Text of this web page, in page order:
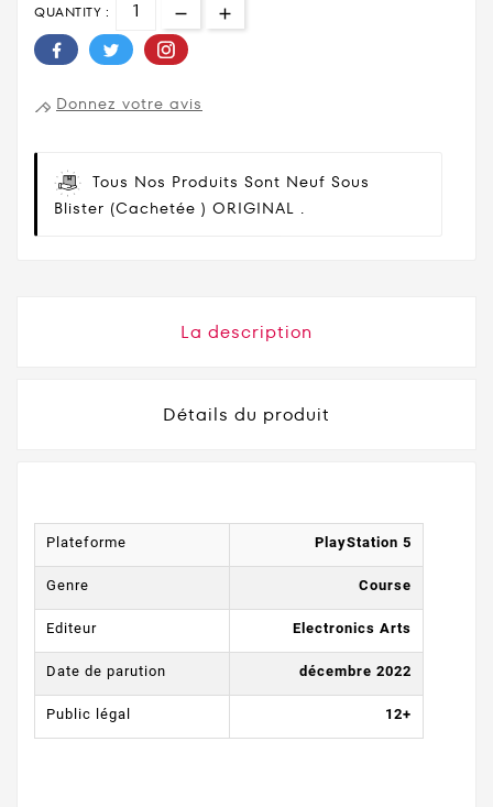
QUANTITY :
Donnez votre avis
Tous Nos Produits Sont Neuf Sous
Blister (cachetée ) ORIGINAL .
La description
Détails du produit
Plateforme PlayStation 5
Genre Course
Editeur Electronics Arts
Date de parution décembre 2022
Public légal 12+